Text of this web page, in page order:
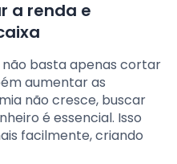
a renda e
não basta apenas cortar
aumentar as
não cresce, buscar
é essencial. Isso
facilmente, criando